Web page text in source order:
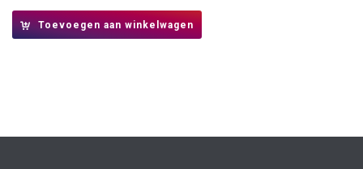
Toevoegen aan winkelwagen